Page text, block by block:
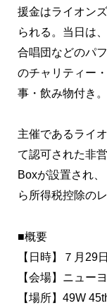
援金はライオン
られる。当日は
合唱団などのパ
のチャリティー
事・飲み物付き。
主催であるライ
て認可された非
Boxが設置され
ら所得税控除の
■概要
【日時】７月29
【会場】ニュー
【場所】49W